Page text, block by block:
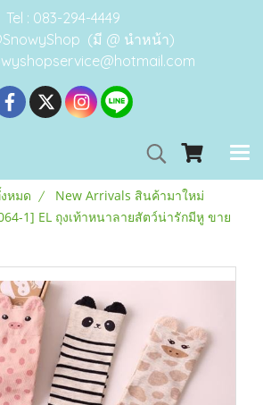
Tel : 083-294-4449
(มี @ นำหน้า)
หมด
New Arrivals สินค้ามาใหม่
1] EL ถุงเท้าหนาลายสัตว์น่ารักมีหู ขาย